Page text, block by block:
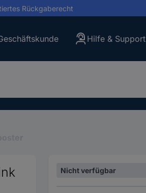
Rückgaberecht
Hilfe & Support
Nicht verfügbar